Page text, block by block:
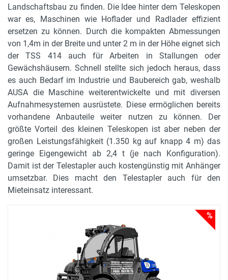
Landschaftsbau zu finden. Die Idee hinter dem Teleskopen
war es, Maschinen wie Hoflader und Radlader effizient
ersetzen zu können. Durch die kompakten Abmessungen
von 1,4m in der Breite und unter 2 m in der Höhe eignet sich
der TSS 414 auch für Arbeiten in Stallungen oder
Gewächshäusern. Schnell stellte sich jedoch heraus, dass
es auch Bedarf im Industrie und Baubereich gab, weshalb
AUSA die Maschine weiterentwickelte und mit diversen
Aufnahmesystemen ausrüstete. Diese ermöglichen bereits
vorhandene Anbauteile weiter nutzen zu können. Der
größte Vorteil des kleinen Teleskopen ist aber neben der
großen Leistungsfähigkeit (1.350 kg auf knapp 4 m) das
geringe Eigengewicht ab 2,4 t (je nach Konfiguration).
Damit ist der Telestapler auch kostengünstig mit Anhänger
umsetzbar. Dies macht den Telestapler auch für den
Mieteinsatz interessant.
%